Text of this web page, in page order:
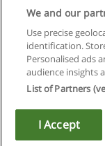
Copyright ©
We and our
Use precise
identification.
Personalised ads
audience insights
List of Partners
I Accept